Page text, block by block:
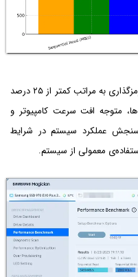
اما در کارهای متداول روزانه، اثر فعال کردن رمزگذاری به مراتب کمتر از ۲۵ درصد
متوجه افت سرعت کامپیوتر و
سنجش عملکرد سیستم در شرایط
معمولی از سیستم.